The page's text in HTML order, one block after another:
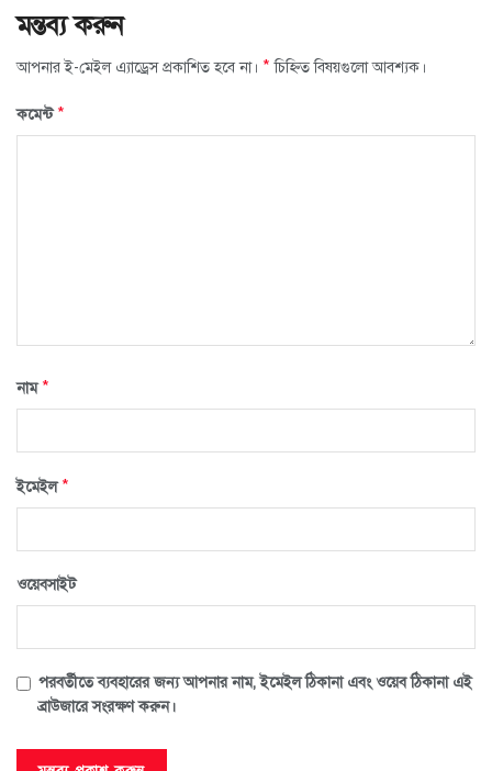
মন্তব্য করুন
আপনার ই-মেইল এ্যাড্রেস প্রকাশিত হবে না। * চিহ্নিত বিষয়গুলো আবশ্যক।
কমেন্ট*
নাম*
ইমেইল*
ওয়েবসাইট
পরবর্তীতে ব্যবহারের জন্য আপনার নাম, ইমেইল ঠিকানা এবং ওয়েব ঠিকানা এই
ব্রাউজারে সংরক্ষণ করুন।